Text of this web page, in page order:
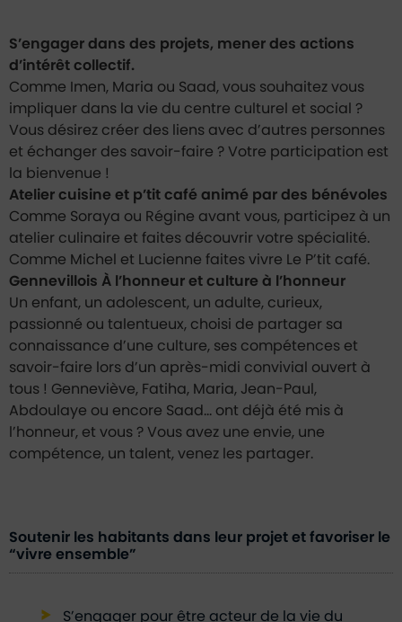
S’engager dans des projets, mener des actions
d’intérêt collectif.
Comme Imen, Maria ou Saad, vous souhaitez vous
impliquer dans la vie du centre culturel et social ?
Vous désirez créer des liens avec d’autres personnes
et échanger des savoir-faire ? Votre participation est
la bienvenue !
Atelier cuisine et p’tit café animé par des bénévoles
Comme Soraya ou Régine avant vous, participez à un
atelier culinaire et faites découvrir votre spécialité.
Comme Michel et Lucienne faites vivre Le P’tit café.
Gennevillois À l’honneur et culture à l’honneur
Un enfant, un adolescent, un adulte, curieux,
passionné ou talentueux, choisi de partager sa
connaissance d’une culture, ses compétences et
savoir-faire lors d’un après-midi convivial ouvert à
tous ! Genneviève, Fatiha, Maria, Jean-Paul,
Abdoulaye ou encore Saad… ont déjà été mis à
l’honneur, et vous ? Vous avez une envie, une
compétence, un talent, venez les partager.
Soutenir les habitants dans leur projet et favoriser le
“vivre ensemble”
S’engager pour être acteur de la vie du